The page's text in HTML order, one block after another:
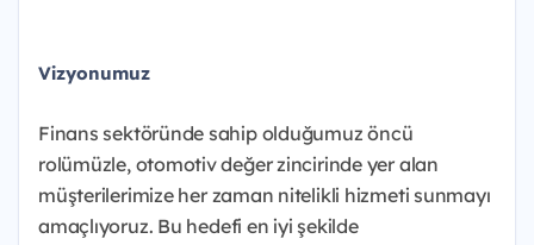
Vizyonumuz
Finans sektöründe sahip olduğumuz öncü
rolümüzle, otomotiv değer zincirinde yer alan
müşterilerimize her zaman nitelikli hizmeti sunmayı
amaçlıyoruz. Bu hedefi en iyi şekilde